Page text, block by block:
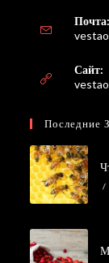
Почта:
Сайт:
Последние
/